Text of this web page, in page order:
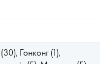
Гонконг (1),